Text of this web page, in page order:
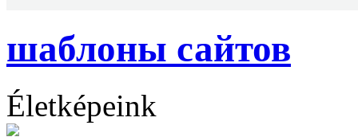
шаблоны сайтов
Életképeink